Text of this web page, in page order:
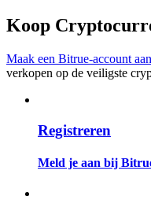
Gids
Futures-startgids
Koop
Maak een Bitrue-account aan
verkopen op de veiligste
Registreren
Meld je aan bij